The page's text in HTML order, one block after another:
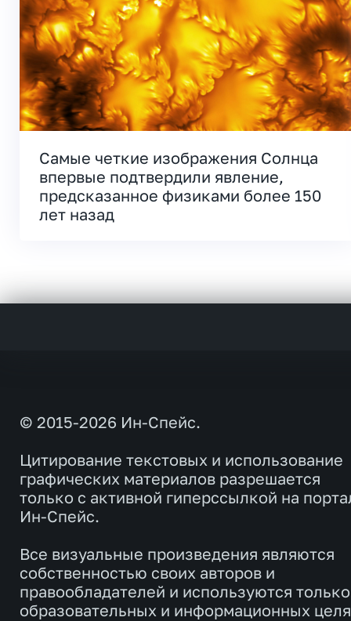
Самые четкие изображения Солнца
впервые подтвердили явление,
предсказанное физиками более 150
лет назад
© 2015-2026 Ин-Спейс.
Цитирование текстовых и использование
графических материалов разрешается
только с активной гиперссылкой на
Ин-Спейс.
Все визуальные произведения являются
собственностью своих авторов и
правообладателей и используются
образовательных и информационных